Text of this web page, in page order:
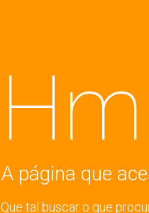
A página que
Que tal buscar o que